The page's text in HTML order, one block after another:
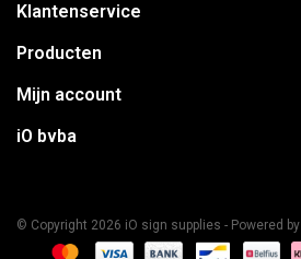
Klantenservice
Producten
Mijn account
iO bvba
© Copyright 2026 iO sign supplies - Powered by